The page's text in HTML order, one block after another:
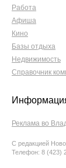
Работа
Афиша
Кино
Базы отдыха
Недвижимость
Справочник
Реклама во
С редакцией
Телефон: 8 (423)